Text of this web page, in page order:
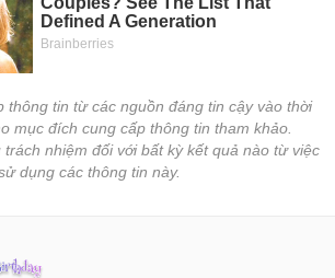
thông tin từ các nguồn đáng tin cậy vào thời
mục đích cung cấp thông tin tham khảo.
trách nhiệm đối với bất kỳ kết quả nào từ việc
dụng các thông tin này.